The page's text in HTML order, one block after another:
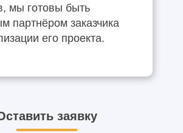
мы готовы быть
партнёром заказчика
его проекта.
заявку